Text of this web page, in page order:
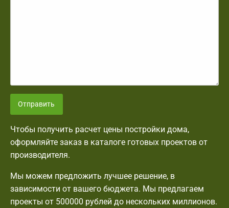
Отправить
Чтобы получить расчет цены постройки дома,
оформляйте заказ в каталоге готовых проектов от
производителя.
Мы можем предложить лучшее решение, в
зависимости от вашего бюджета. Мы предлагаем
проекты от 500000 рублей до нескольких миллионов.